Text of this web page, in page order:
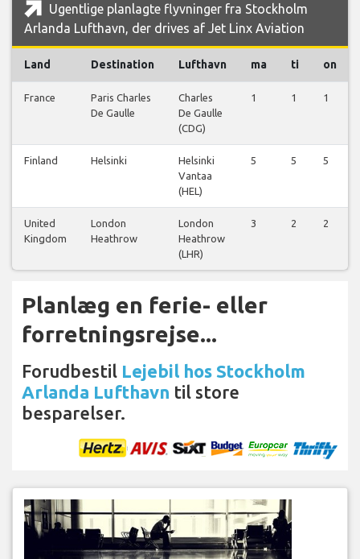
Ugentlige planlagte flyvninger fra Stockholm
Arlanda Lufthavn, der drives af Jet Linx Aviation
Land Destination Lufthavn ma ti on
France
Paris Charles
De Gaulle
Charles
De Gaulle
(CDG)
1 1 1
Finland Helsinki
Helsinki
Vantaa
(HEL)
5 5 5
United
Kingdom
London
Heathrow
London
Heathrow
(LHR)
3 2 2
Planlæg en ferie- eller
forretningsrejse...
Forudbestil Lejebil hos Stockholm
Arlanda Lufthavn til store
besparelser.